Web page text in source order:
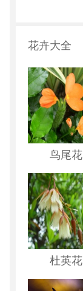
花卉大全
鸟尾花
杜英花